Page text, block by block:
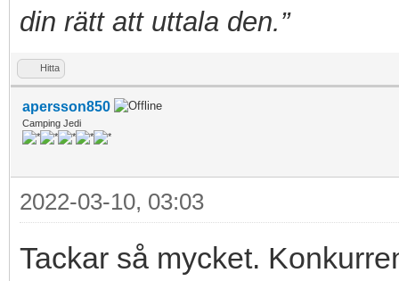
din rätt att uttala den.”
Hitta
apersson850
Camping Jedi
2022-03-10, 03:03
Tackar så mycket.